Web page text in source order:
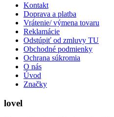
Kontakt
Doprava a platba
Vrátenie/ výmena tovaru
Reklamácie
Odstúpiť od zmluvy TU
Obchodné podmienky
Ochrana súkromia
O nás
Úvod
Značky
lovel